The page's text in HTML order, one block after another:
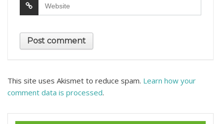
This site uses Akismet to reduce spam. Learn how your
comment data is processed.